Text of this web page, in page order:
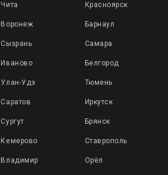
Чита Красноярск
Воронеж Барнаул
Сызрань Самара
Иваново Белгород
Улан-Удэ Тюмень
Саратов Иркутск
Сургут Брянск
Кемерово Ставрополь
Владимир Орёл